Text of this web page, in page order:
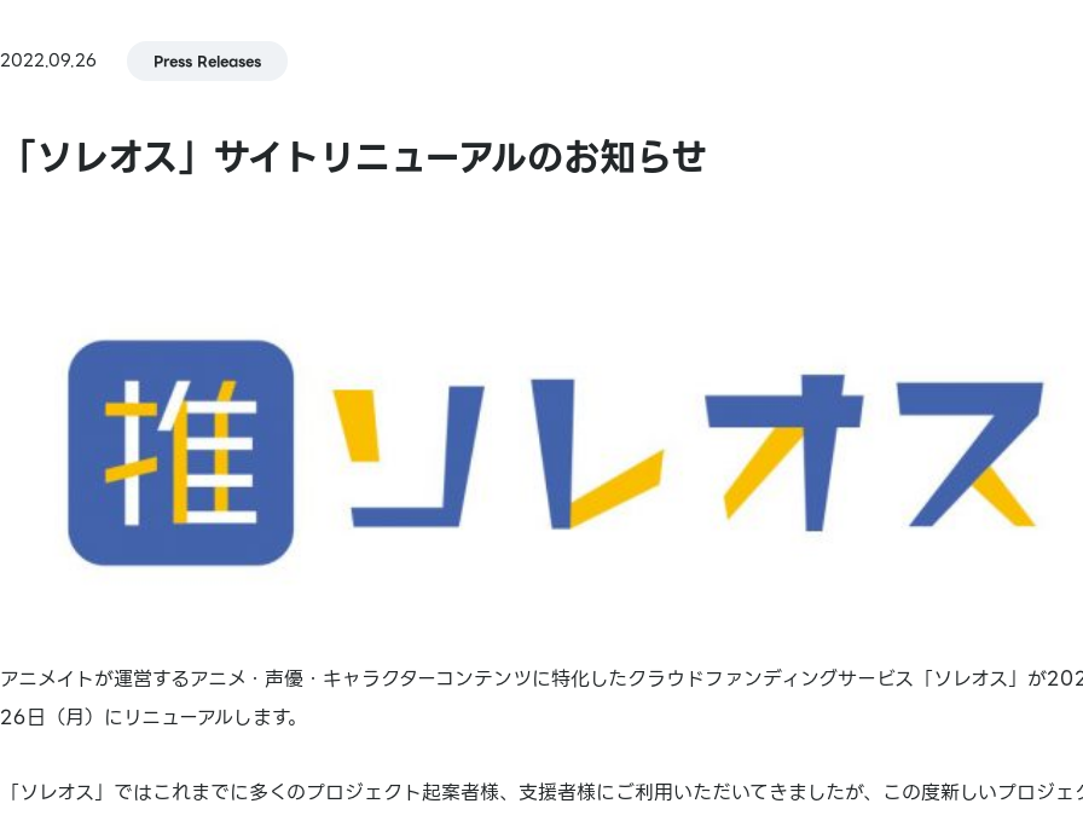
2022.09.26 Press Releases
「ソレオス」サイトリニューアルのお知らせ
アニメイトが運営するアニメ・声優・キャラクターコンテンツに特化したクラウドファンディングサービス「ソレオス」が
26日（月）にリニューアルします。
「ソレオス」ではこれまでに多くのプロジェクト起案者様、支援者様にご利用いただいてきましたが、この度新しいプロジェ